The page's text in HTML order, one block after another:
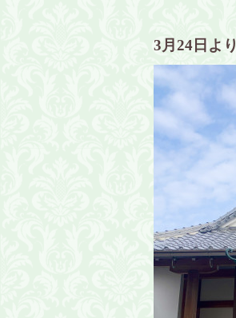
3月24日より